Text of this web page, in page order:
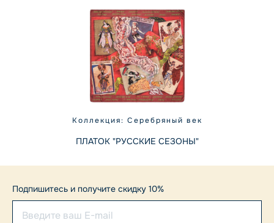
Коллекция: Серебряный век
ПЛАТОК "РУССКИЕ СЕЗОНЫ"
Подпишитесь и получите скидку 10%